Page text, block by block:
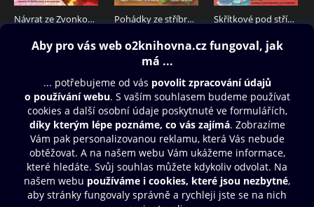
Návrat ze Zvonkové země
59 Kč
Pohádky ze stříbrného města Skřítkové pod stříbrným městem
99 Kč
Obsah ke stažení
Moje O2 Knihovna
Další zábava
© O2 Czech Republic a.s.